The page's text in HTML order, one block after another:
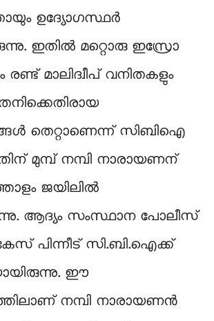
ഉദ്യോഗസ്ഥര്‍
ഇതില്‍ മറ്റൊരു ഇസ്രോ
മാലിദ്വീപ് വനിതകളും
തെറ്റാണെന്ന് സിബിഐ
മുമ്പ് നമ്പി നാരായണന്
ജയിലില്‍
ആദ്യം സംസ്ഥാന പോലീസ്
പിന്നീട് സി.ബി.ഐക്ക്
ഈ
നമ്പി നാരായണന്‍